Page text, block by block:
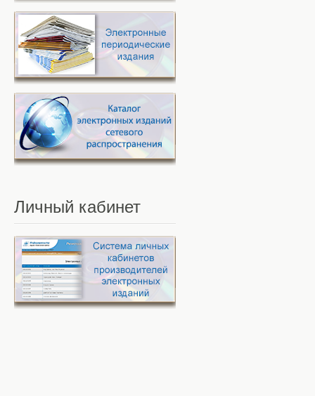
Личный кабинет